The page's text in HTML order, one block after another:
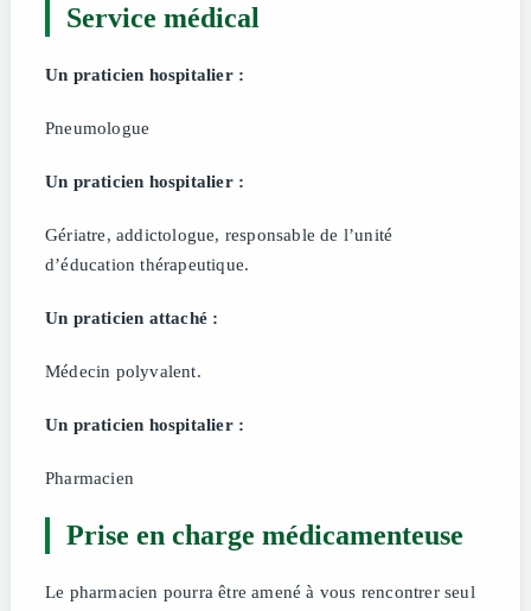
Service médical
Un praticien hospitalier :
Pneumologue
Un praticien hospitalier :
Gériatre, addictologue, responsable de l’unité
d’éducation thérapeutique.
Un praticien attaché :
Médecin polyvalent.
Un praticien hospitalier :
Pharmacien
Prise en charge médicamenteuse
Le pharmacien pourra être amené à vous rencontrer seul